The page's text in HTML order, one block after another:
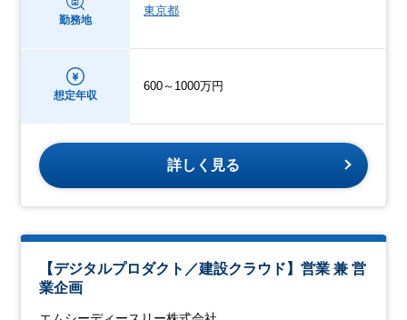
勤務地
東京都
想定年収
600～1000万円
詳しく見る
【デジタルプロダクト／建設クラウド】営業 兼 営
業企画